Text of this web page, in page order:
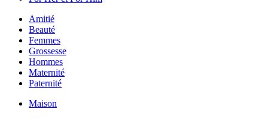
Amitié
Beauté
Femmes
Grossesse
Hommes
Maternité
Paternité
Maison